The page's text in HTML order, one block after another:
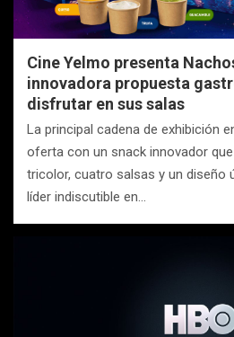
Cine Yelmo presenta
innovadora propuesta
disfrutar en sus salas
La principal cadena de exhibición
oferta con un snack innovador
tricolor, cuatro salsas y un diseño
líder indiscutible en…